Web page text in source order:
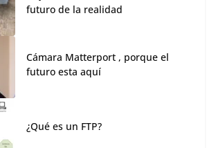
futuro de la realidad
Cámara Matterport , porque el
futuro esta aquí
¿Qué es un FTP?